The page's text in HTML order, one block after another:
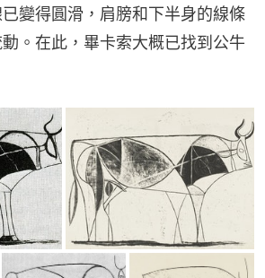
變得圓滑，肩膀和下半身的線條
。在此，畢卡索大概已找到公牛